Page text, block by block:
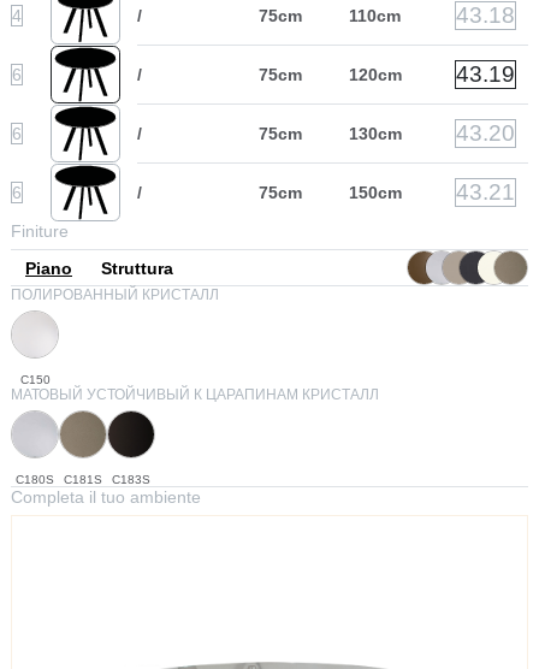
4 / 75cm 110cm 43.18
6 / 75cm 120cm 43.19
6 / 75cm 130cm 43.20
6 / 75cm 150cm 43.21
Finiture
Piano
Struttura
ПОЛИРОВАННЫЙ КРИСТАЛЛ
C150
МАТОВЫЙ УСТОЙЧИВЫЙ К ЦАРАПИНАМ КРИСТАЛЛ
C180S C181S C183S
Completa il tuo ambiente